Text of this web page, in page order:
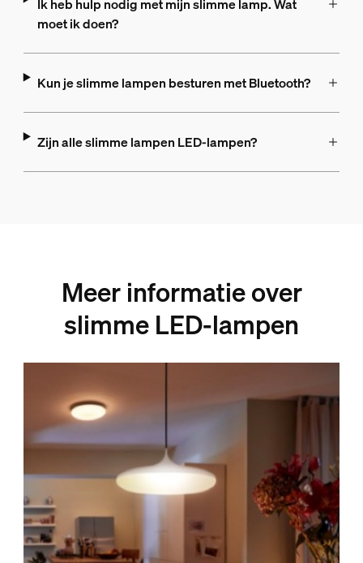
Ik heb hulp nodig met mijn slimme lamp. Wat
moet ik doen?
Kun je slimme lampen besturen met Bluetooth?
Zijn alle slimme lampen LED-lampen?
Meer informatie over
slimme LED-lampen